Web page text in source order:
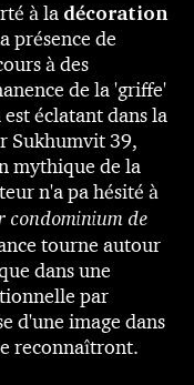
à la décoration
présence de
à des
de la 'griffe'
éclatant dans la
Sukhumvit 39,
mythique de la
n'a pa hésité à
condominium de
tourne autour
dans une
par
d'une image dans
reconnaîtront.